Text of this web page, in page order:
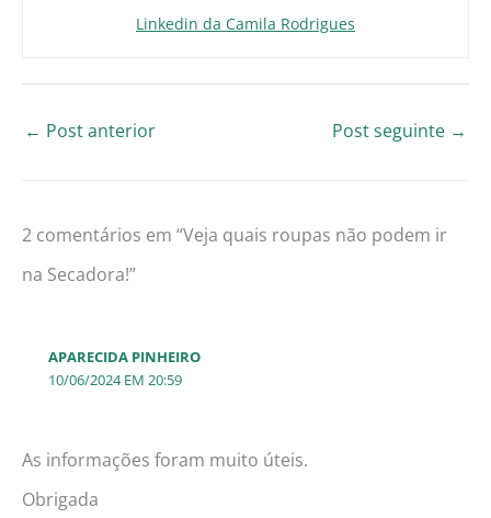
Linkedin da Camila Rodrigues
← Post anterior Post seguinte →
2 comentários em “Veja quais roupas não podem ir
na Secadora!”
APARECIDA PINHEIRO
10/06/2024 EM 20:59
As informações foram muito úteis.
Obrigada